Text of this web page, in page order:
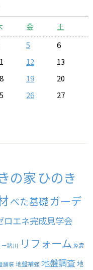
金
土
5
6
12
13
19
20
26
27
の家ひのき
べた基礎ガーデ
ロエネ完成見学会
ー諸川 リフォーム 免震
舗装 地盤補強 地盤調査地